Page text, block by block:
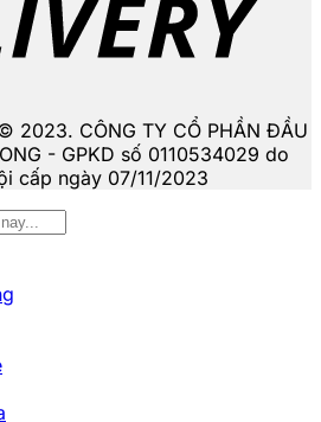
2023. CÔNG TY CỔ PHẦN ĐẦU
- GPKD số 0110534029 do
cấp ngày 07/11/2023